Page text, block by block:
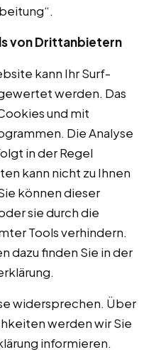
von Drittanbietern
kann Ihr Surf-
werden. Das
und mit
Die Analyse
in der Regel
kann nicht zu Ihnen
können dieser
sie durch die
Tools verhindern.
dazu finden Sie in der
widersprechen. Über
werden wir Sie
informieren.